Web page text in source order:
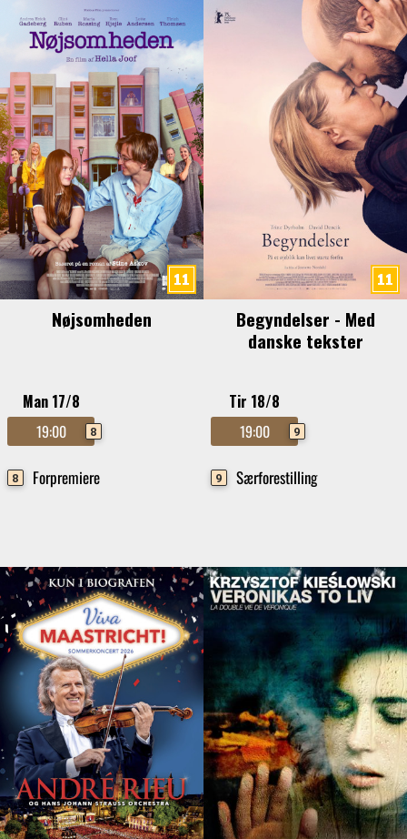
Nøjsomheden
Man 17/8
19:00
8
8 Forpremiere
Begyndelser - Med
danske tekster
Tir 18/8
19:00
9
9 Særforestilling